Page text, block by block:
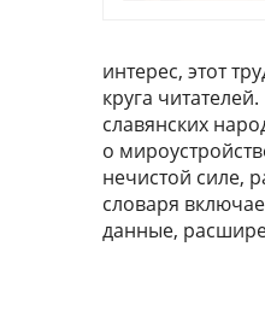
интерес, этот
круга
славянских
о
нечистой силе,
словаря
данные,